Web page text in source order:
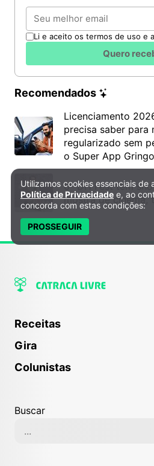
Email
Li e aceito os termos de uso e
Quero
Recomendados
Licenciamento
precisa saber para
regularizado sem
o Super App Gringo
6º DH Fest tem
mostra de cinema,
Receitas
Gira
Colunistas
Buscar
Política de Privacidade e Cookies
Utilizamos cookies essenciais de
Política de Privacidade e, ao
concorda com estas condições:
PROSSEGUIR